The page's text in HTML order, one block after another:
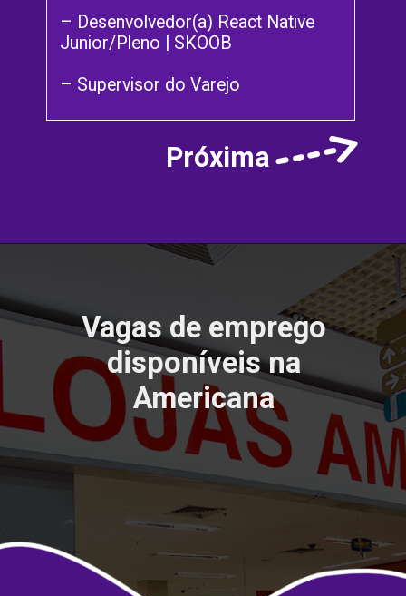
– Desenvolvedor(a) React Native
Junior/Pleno | SKOOB
– Supervisor do Varejo
Próxima
Vagas de emprego
disponíveis na
Americana